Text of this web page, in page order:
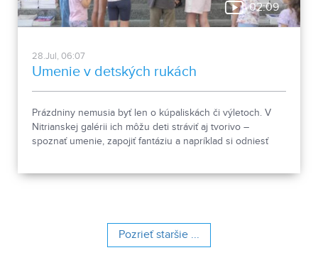
02:09
28.Jul, 06:07
Umenie v detských rukách
Prázdniny nemusia byť len o kúpaliskách či výletoch. V
Nitrianskej galérii ich môžu deti stráviť aj tvorivo –
spoznať umenie, zapojiť fantáziu a napríklad si odniesť
Pozrieť staršie ...